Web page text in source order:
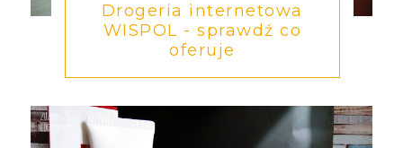
Drogeria internetowa
WISPOL - sprawdź co
oferuje